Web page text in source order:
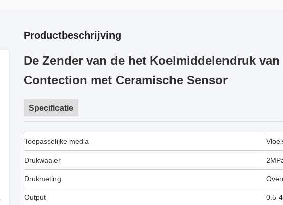
Productbeschrijving
De Zender van de het Koelmiddelendruk
Contection met Ceramische Sensor
Specificatie
Toepasselijke media
Drukwaaier
Drukmeting
Output 0.5-